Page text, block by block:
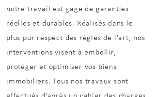
notre travail est gage de garanties
réelles et durables. Réalisés dans le
plus pur respect des règles de l'art, nos
interventions visent à embellir,
protéger et optimiser vos biens
immobiliers. Tous nos travaux sont